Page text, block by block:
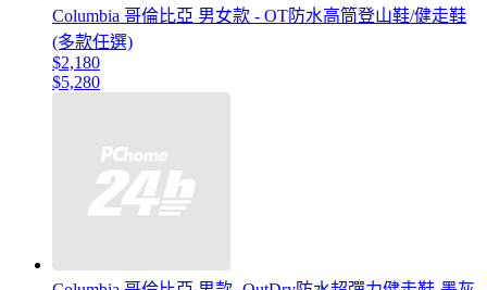
Columbia 哥倫比亞 男女款 - OT防水高筒登山鞋/健走鞋
(多款任選)
$2,180
$5,280